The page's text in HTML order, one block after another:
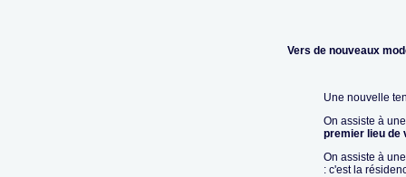
Vers de nouveaux
Une nouvelle
On assiste à
premier lieu de
On assiste à
: c'est la